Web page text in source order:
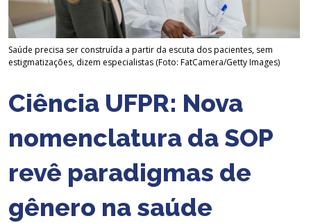
Saúde precisa ser construída a partir da escuta dos pacientes, sem
estigmatizações, dizem especialistas (Foto: FatCamera/Getty Images)
Ciência UFPR: Nova
nomenclatura da SOP
revê paradigmas de
gênero na saúde